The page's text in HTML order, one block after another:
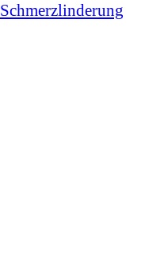
Schmerzlinderung